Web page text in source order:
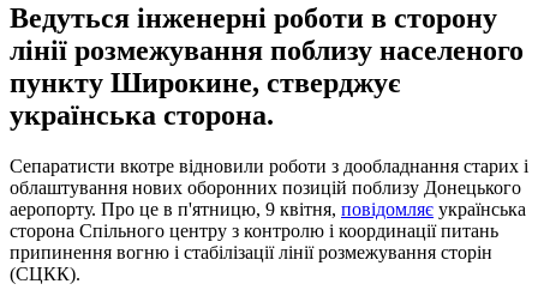
Ведуться інженерні роботи в сторону
лінії розмежування поблизу населеного
пункту Широкине, стверджує
українська сторона.
Сепаратисти вкотре відновили роботи з дообладнання старих і
облаштування нових оборонних позицій поблизу Донецького
аеропорту. Про це в п'ятницю, 9 квітня, повідомляє українська
сторона Спільного центру з контролю і координації питань
припинення вогню і стабілізації лінії розмежування сторін
(СЦКК).